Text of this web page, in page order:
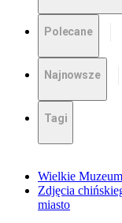
Polecane
Najnowsze
Tagi
Wielkie
Zdjęcia
miasto